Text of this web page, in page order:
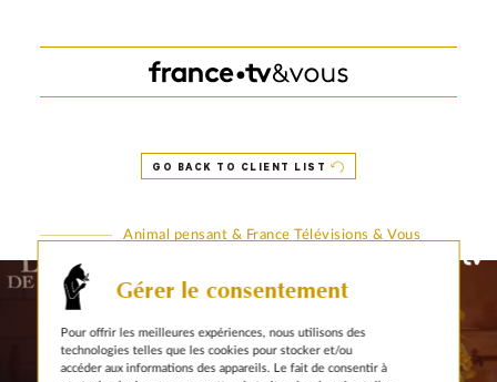
Gérer le consentement
Pour offrir les meilleures expériences, nous utilisons des
technologies telles que les cookies pour stocker et/ou
accéder aux informations des appareils. Le fait de consentir à
GO BACK TO CLIENT LIST
Animal pensant & France Télévisions & Vous